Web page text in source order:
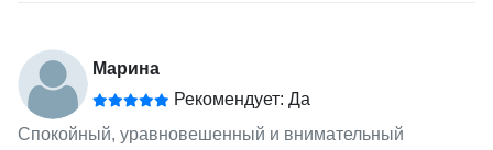
Марина
Рекомендует: Да
Спокойный, уравновешенный и внимательный